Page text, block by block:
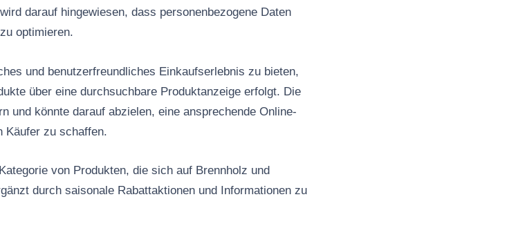
darauf hingewiesen, dass personenbezogene Daten
optimieren.
und benutzerfreundliches Einkaufserlebnis zu bieten,
über eine durchsuchbare Produktanzeige erfolgt. Die
und könnte darauf abzielen, eine ansprechende Online-
Käufer zu schaffen.
von Produkten, die sich auf Brennholz und
durch saisonale Rabattaktionen und Informationen zu